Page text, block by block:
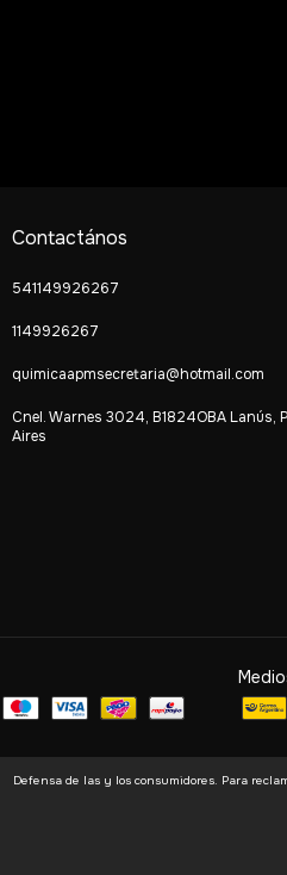
Contactános
541149926267
1149926267
quimicaapmsecretaria@hotmail.com
Cnel. Warnes 3024, B1824OBA Lanús,
Aires
Defensa de las y los consumidores. Para